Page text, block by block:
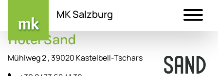
Inhalt
MK Salzburg
Hotel Sand
Mühlweg 2 , 39020 Kastelbell-Tschars